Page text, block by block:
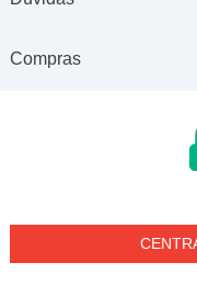
Compras